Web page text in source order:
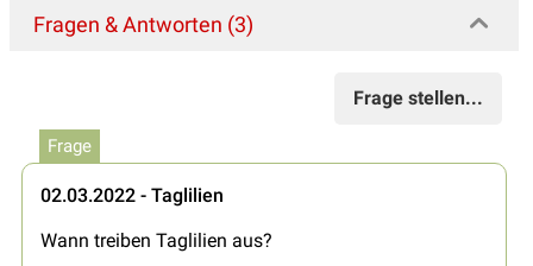
Fragen & Antworten (3)
Frage stellen...
Frage
02.03.2022 - Taglilien
Wann treiben Taglilien aus?